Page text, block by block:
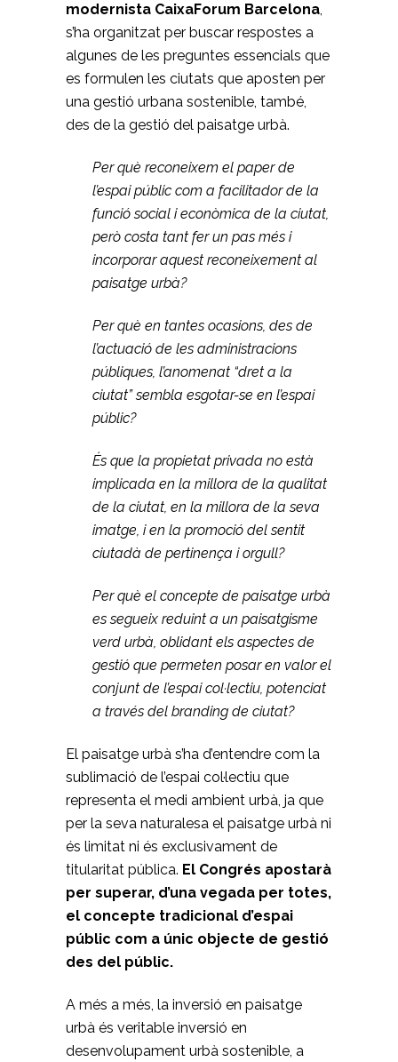
modernista CaixaForum Barcelona, ​​
s’ha organitzat per buscar respostes a
algunes de les preguntes essencials que
es formulen les ciutats que aposten per
una gestió urbana sostenible, també,
des de la gestió del paisatge urbà.
Per què reconeixem el paper de
l’espai públic com a facilitador de la
funció social i econòmica de la ciutat,
però costa tant fer un pas més i
incorporar aquest reconeixement al
paisatge urbà?
Per què en tantes ocasions, des de
l’actuació de les administracions
públiques, l’anomenat “dret a la
ciutat” sembla esgotar-se en l’espai
públic?
És que la propietat privada no està
implicada en la millora de la qualitat
de la ciutat, en la millora de la seva
imatge, i en la promoció del sentit
ciutadà de pertinença i orgull?
Per què el concepte de paisatge urbà
es segueix reduint a un paisatgisme
verd urbà, oblidant els aspectes de
gestió que permeten posar en valor el
conjunt de l’espai col·lectiu, potenciat
a través del branding de ciutat?
El paisatge urbà s’ha d’entendre com la
sublimació de l’espai col·lectiu que
representa el medi ambient urbà, ja que
per la seva naturalesa el paisatge urbà ni
és limitat ni és exclusivament de
titularitat pública. El Congrés apostarà
per superar, d’una vegada per totes,
el concepte tradicional d’espai
públic com a únic objecte de gestió
des del públic.
A més a més, la inversió en paisatge
urbà és veritable inversió en
desenvolupament urbà sostenible, a